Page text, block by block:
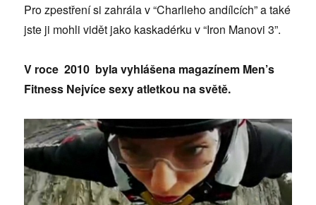
Pro zpestření si zahrála v “Charlieho andílcích” a také
jste ji mohli vidět jako kaskadérku v “Iron Manovi 3”.
V roce 2010 byla vyhlášena magazínem Men’s
Fitness Nejvíce sexy atletkou na světě.